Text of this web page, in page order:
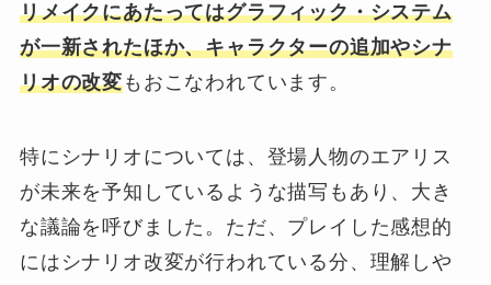
リメイクにあたってはグラフィック・システム
が一新されたほか、キャラクターの追加やシナ
リオの改変もおこなわれています。
特にシナリオについては、登場人物のエアリス
が未来を予知しているような描写もあり、大き
な議論を呼びました。ただ、プレイした感想的
にはシナリオ改変が行われている分、理解しや